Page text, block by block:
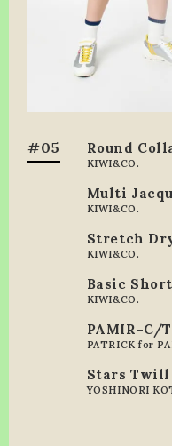
#05 Round
KIWI&CO.
Multi
KIWI&CO.
Stretch
KIWI&CO.
Basic
KIWI&CO.
PAMIR-C/
PATRICK for
Stars Twill
YOSHINORI